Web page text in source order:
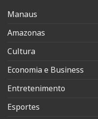
Manaus
Amazonas
Cultura
Economia e Business
Entretenimento
Esportes